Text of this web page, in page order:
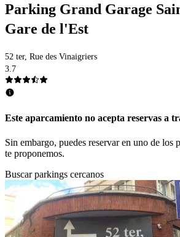
Parking Grand Garage
Gare de l'Est
52 ter, Rue des Vinaigriers
3.7
Este aparcamiento no acepta reservas a
Sin embargo, puedes reservar en uno de los
te proponemos.
Buscar parkings cercanos